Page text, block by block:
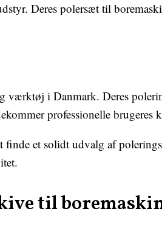
Deres polersæt til
værktøj i Danmark. Deres
professionelle brugeres
et solidt udvalg af
til